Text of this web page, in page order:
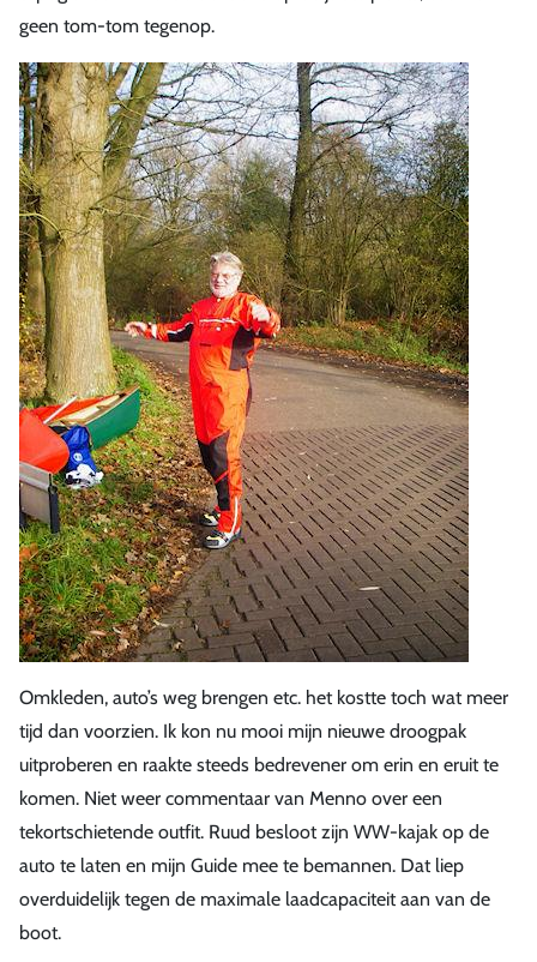
geen tom-tom tegenop.
Omkleden, auto’s weg brengen etc. het kostte toch wat meer
tijd dan voorzien. Ik kon nu mooi mijn nieuwe droogpak
uitproberen en raakte steeds bedrevener om erin en eruit te
komen. Niet weer commentaar van Menno over een
tekortschietende outfit. Ruud besloot zijn WW-kajak op de
auto te laten en mijn Guide mee te bemannen. Dat liep
overduidelijk tegen de maximale laadcapaciteit aan van de
boot.